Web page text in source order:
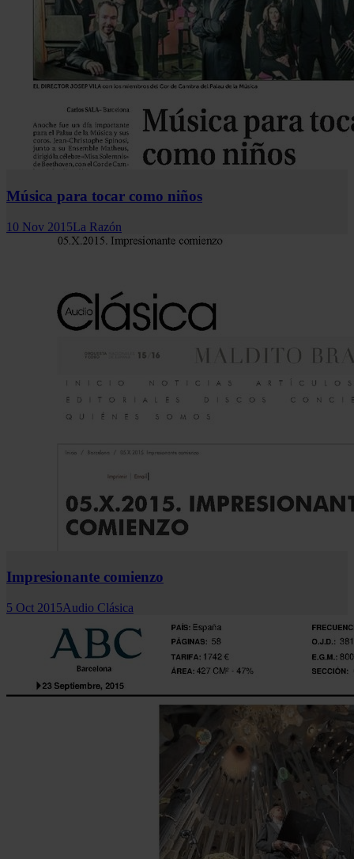
Música para tocar como niños
10 Nov 2015La Razón
Impresionante comienzo
5 Oct 2015Audio Clásica